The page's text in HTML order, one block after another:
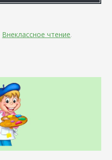
Внеклассное чтение.